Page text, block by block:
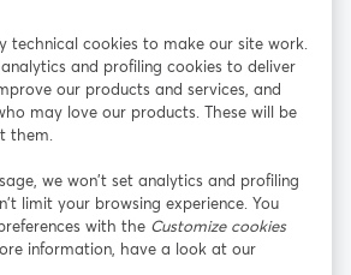
Facebook
wird in einem neuen Tab geöffnet
X (Twitter)
wird in einem neuen Tab geöffnet
technical cookies to make our site work.
and profiling cookies to deliver
our products and services, and
may love our products. These will be
them.
we won’t set analytics and profiling
limit your browsing experience. You
with the Customize cookies
information, have a look at our